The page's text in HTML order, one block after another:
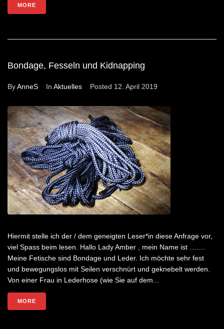
MORE
Bondage, Fesseln und Kidnapping
ByAnneS In Aktuelles Posted 12. April 2019
Hiermit stelle ich der / dem geneigten Leser*in diese Anfrage vor,
viel Spass beim lesen. Hallo Lady Amber , mein Name ist ….…
Meine Fetische sind Bondage und Leder. Ich möchte sehr fest
und bewegungslos mit Seilen verschnürt und geknebelt werden.
Von einer Frau in Lederhose (wie Sie auf dem...
MORE